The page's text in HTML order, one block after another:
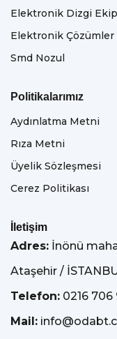
Elektronik Dizgi
Elektronik Çözümler
Smd Nozul
Politikalarımız
Aydınlatma Metni
Rıza Metni
Üyelik Sözleşmesi
Cerez Politikası
İletişim
Adres: İnönü
Ataşehir /
Telefon: 0216 706
Mail: